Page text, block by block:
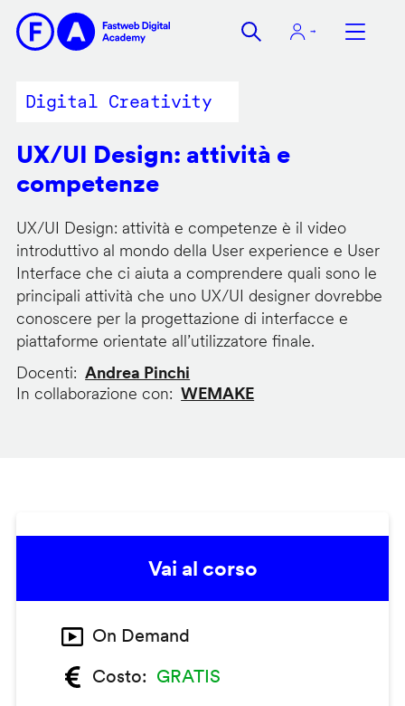
contenuto
Digital Creativity
UX/UI Design: attività e
competenze
UX/UI Design: attività e competenze è il video
introduttivo al mondo della User experience e User
Interface che ci aiuta a comprendere quali sono le
principali attività che uno UX/UI designer dovrebbe
conoscere per la progettazione di interfacce e
piattaforme orientate all’utilizzatore finale.
Docenti
Andrea Pinchi
In collaborazione con
WEMAKE
Vai al corso
On Demand
Costo
GRATIS